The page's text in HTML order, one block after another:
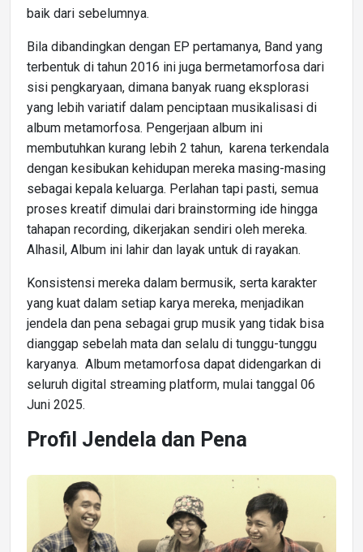
baik dari sebelumnya.
Bila dibandingkan dengan EP pertamanya, Band yang
terbentuk di tahun 2016 ini juga bermetamorfosa dari
sisi pengkaryaan, dimana banyak ruang eksplorasi
yang lebih variatif dalam penciptaan musikalisasi di
album metamorfosa. Pengerjaan album ini
membutuhkan kurang lebih 2 tahun, karena terkendala
dengan kesibukan kehidupan mereka masing-masing
sebagai kepala keluarga. Perlahan tapi pasti, semua
proses kreatif dimulai dari brainstorming ide hingga
tahapan recording, dikerjakan sendiri oleh mereka.
Alhasil, Album ini lahir dan layak untuk di rayakan.
Konsistensi mereka dalam bermusik, serta karakter
yang kuat dalam setiap karya mereka, menjadikan
jendela dan pena sebagai grup musik yang tidak bisa
dianggap sebelah mata dan selalu di tunggu-tunggu
karyanya. Album metamorfosa dapat didengarkan di
seluruh digital streaming platform, mulai tanggal 06
Juni 2025.
Profil Jendela dan Pena